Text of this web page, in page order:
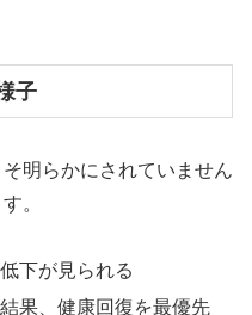
子
明らかにされていません
。
下が見られる
果、健康回復を最優先